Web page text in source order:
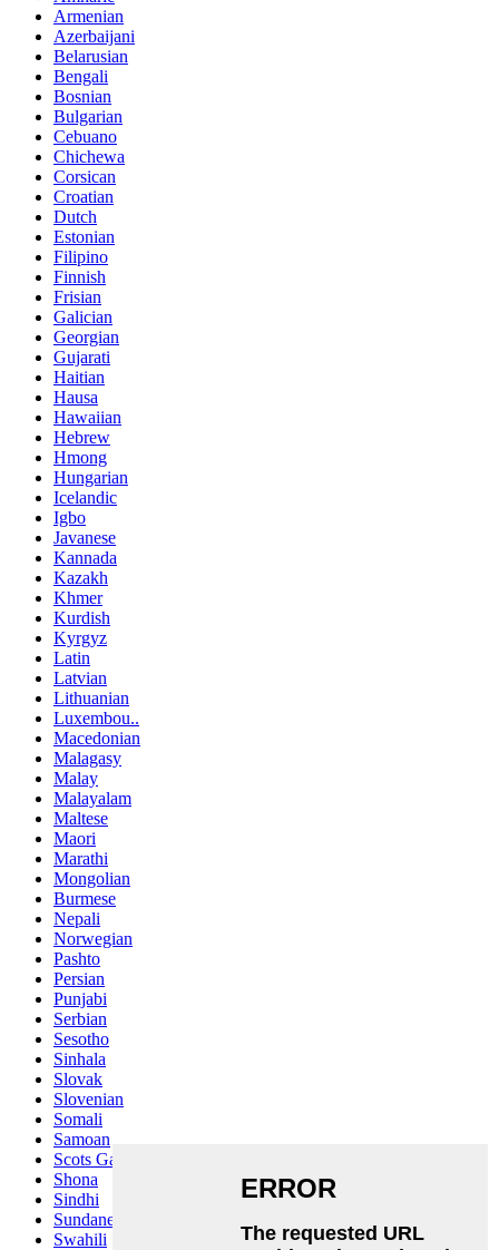
Armenian
Azerbaijani
Belarusian
Bengali
Bosnian
Bulgarian
Cebuano
Chichewa
Corsican
Croatian
Dutch
Estonian
Filipino
Finnish
Frisian
Galician
Georgian
Gujarati
Haitian
Hausa
Hawaiian
Hebrew
Hmong
Hungarian
Icelandic
Igbo
Javanese
Kannada
Kazakh
Khmer
Kurdish
Kyrgyz
Latin
Latvian
Lithuanian
Luxembou..
Macedonian
Malagasy
Malay
Malayalam
Maltese
Maori
Marathi
Mongolian
Burmese
Nepali
Norwegian
Pashto
Persian
Punjabi
Serbian
Sesotho
Sinhala
Slovak
Slovenian
Somali
Samoan
Scots Gaelic
Shona
Sindhi
Sundanese
Swahili